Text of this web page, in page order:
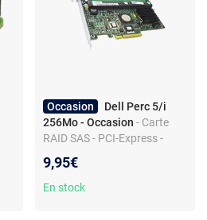
Occasion
Dell Perc 5/i
256Mo - Occasion - Carte
RAID SAS - PCI-Express -
9,95€
En stock